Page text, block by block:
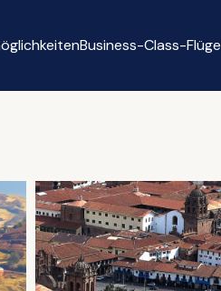
Business-Class-Flüge